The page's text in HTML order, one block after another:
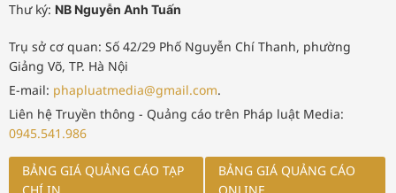
Thư ký: NB Nguyễn Anh Tuấn
Trụ sở cơ quan: Số 42/29 Phố Nguyễn Chí Thanh, phường
Giảng Võ, TP. Hà Nội
E-mail: phapluatmedia@gmail.com.
Liên hệ Truyền thông - Quảng cáo trên Pháp luật Media:
0945.541.986
BẢNG GIÁ QUẢNG CÁO TẠP
BẢNG GIÁ QUẢNG CÁO